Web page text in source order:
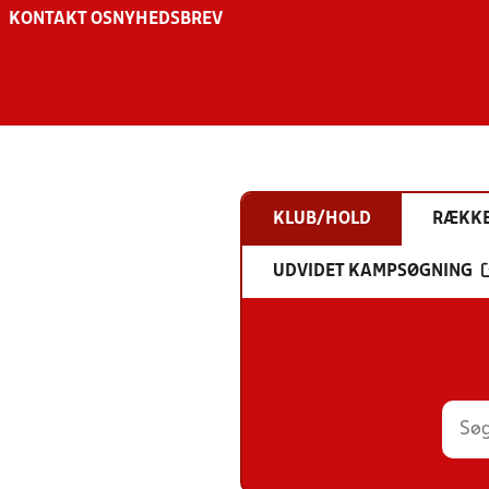
KONTAKT OS NYHEDSBREV
KLUB/HOLD
UDVIDET KAMPSØGNING